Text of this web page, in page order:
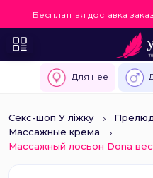
Бесплатная доставка
Для нее
Секс-шоп У ліжку
Массажные крема
Массажный лосьон Dona